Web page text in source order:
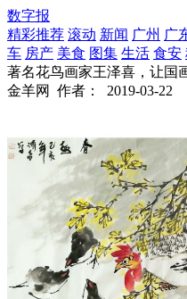
数字报
精彩推荐 滚动 新闻 广州 广
车 房产 美食 图集 生活 食安
著名花鸟画家王泽喜，让国
金羊网
作者： 2019-03-22